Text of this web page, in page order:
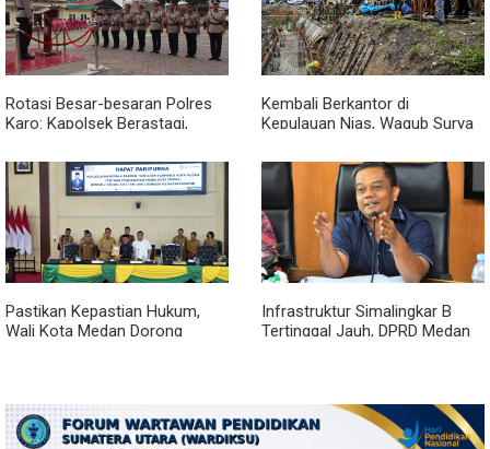
Rotasi Besar-besaran Polres
Karo: Kapolsek Berastagi,
Berganti Wajah
Kembali Berkantor di
Kepulauan Nias, Wagub Surya
Pemprov Sumut Berjalan
Sesuai Rencana
Pastikan Kepastian Hukum,
Wali Kota Medan Dorong
Infrastruktur Simalingkar B
Tertinggal Jauh, DPRD Medan